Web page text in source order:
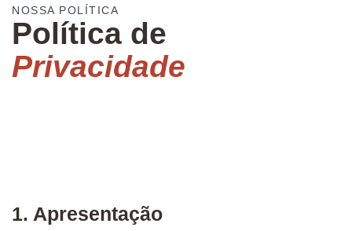
NOSSA POLÍTICA
Política de
Privacidade
1. Apresentação